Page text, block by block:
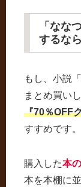
「なな
するな
もし、小説
まとめ買い
『70％OFF
すすめです。
購入した本
本を本棚に